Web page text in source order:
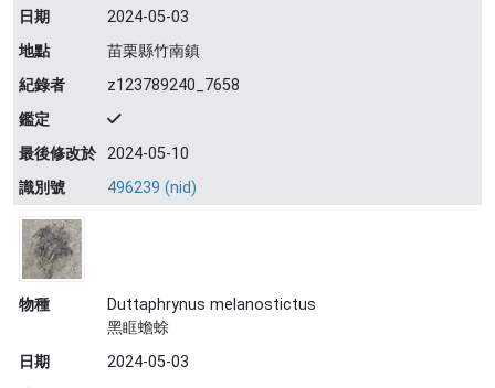
日期
2024-05-03
地點
苗栗縣竹南鎮
紀錄者
z123789240_7658
鑑定
最後修改於 2024-05-10
識別號
496239 (nid)
物種
Duttaphrynus melanostictus
黑眶蟾蜍
日期
2024-05-03